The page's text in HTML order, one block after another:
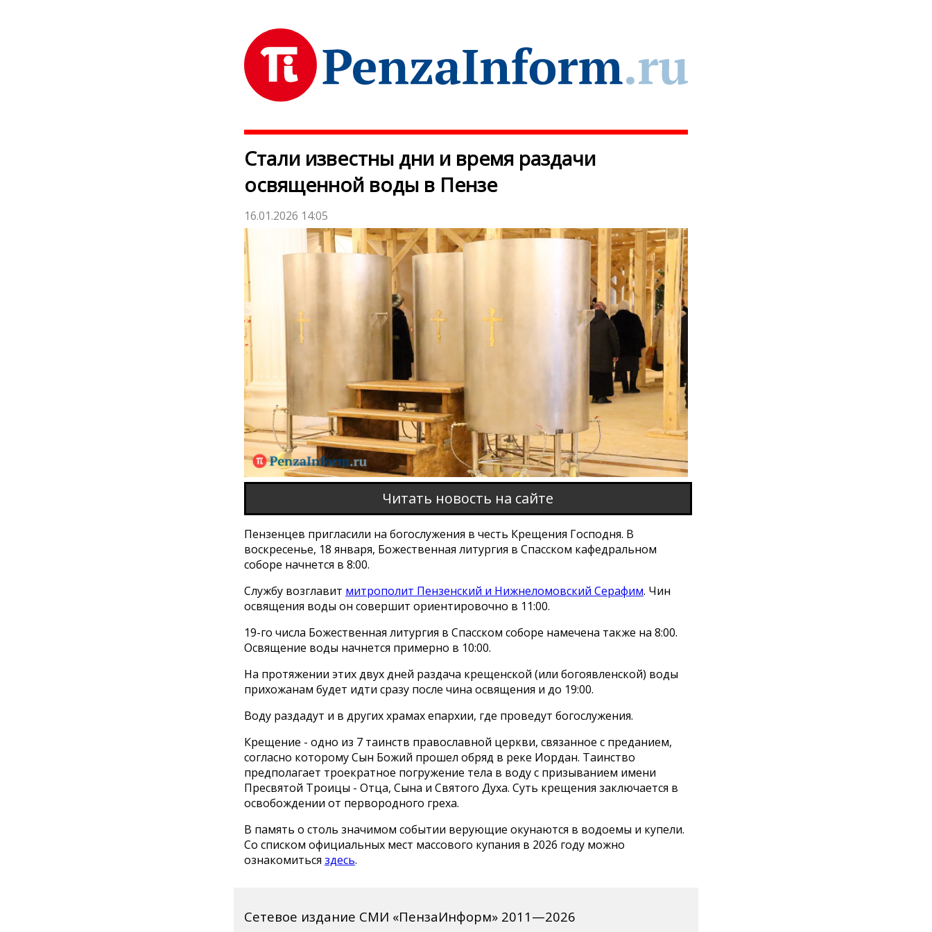
Стали известны дни и время раздачи
освященной воды в Пензе
16.01.2026 14:05
Читать новость на сайте
Пензенцев пригласили на богослужения в честь Крещения Господня. В
воскресенье, 18 января, Божественная литургия в Спасском кафедральном
соборе начнется в 8:00.
Службу возглавит митрополит Пензенский и Нижнеломовский Серафим. Чин
освящения воды он совершит ориентировочно в 11:00.
19-го числа Божественная литургия в Спасском соборе намечена также на 8:00.
Освящение воды начнется примерно в 10:00.
На протяжении этих двух дней раздача крещенской (или богоявленской) воды
прихожанам будет идти сразу после чина освящения и до 19:00.
Воду раздадут и в других храмах епархии, где проведут богослужения.
Крещение - одно из 7 таинств православной церкви, связанное с преданием,
согласно которому Сын Божий прошел обряд в реке Иордан. Таинство
предполагает троекратное погружение тела в воду с призыванием имени
Пресвятой Троицы - Отца, Сына и Святого Духа. Суть крещения заключается в
освобождении от первородного греха.
В память о столь значимом событии верующие окунаются в водоемы и купели.
Со списком официальных мест массового купания в 2026 году можно
ознакомиться здесь.
Сетевое издание СМИ «ПензаИнформ» 2011—2026